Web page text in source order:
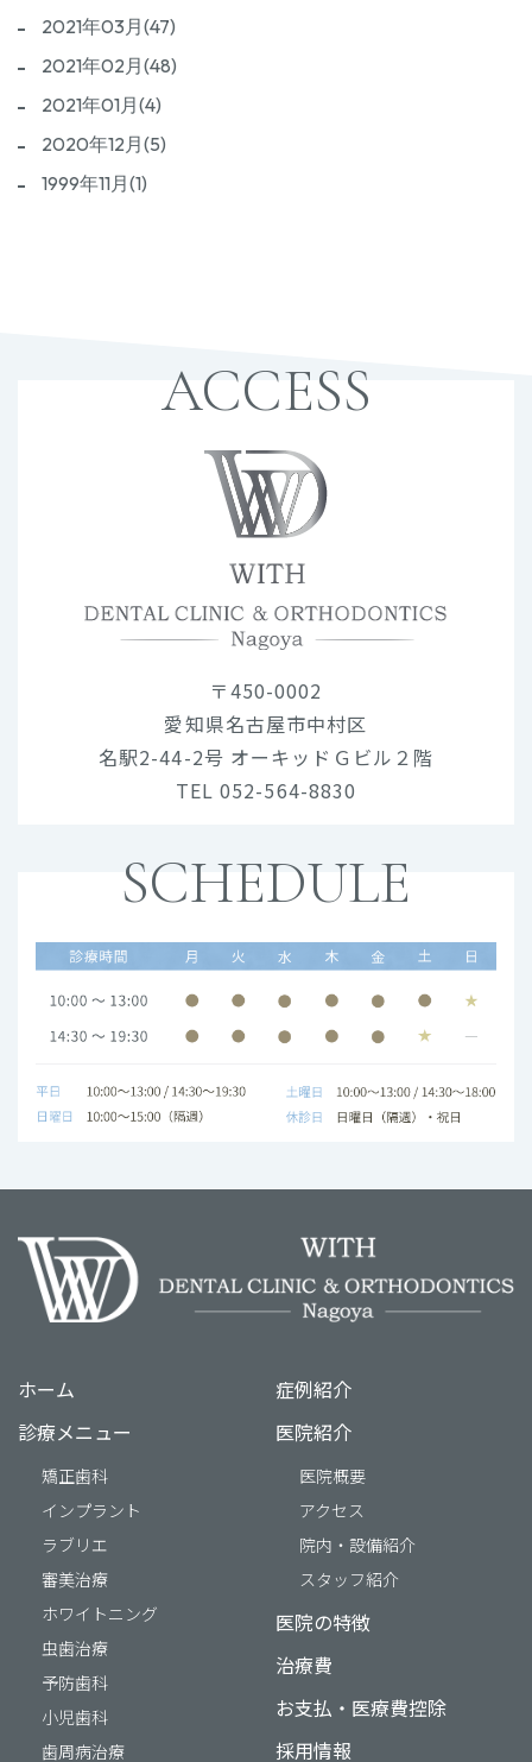
2021年03月(47)
2021年02月(48)
2021年01月(4)
2020年12月(5)
1999年11月(1)
ACCESS
〒450-0002
愛知県名古屋市中村区
名駅2-44-2号 オーキッドＧビル２階
TEL 052-564-8830
SCHEDULE
ホーム
診療メニュー
矯正歯科
インプラント
ラブリエ
審美治療
ホワイトニング
虫歯治療
予防歯科
小児歯科
歯周病治療
症例紹介
医院紹介
医院概要
アクセス
院内・設備紹介
スタッフ紹介
医院の特徴
治療費
お支払・医療費控除
採用情報